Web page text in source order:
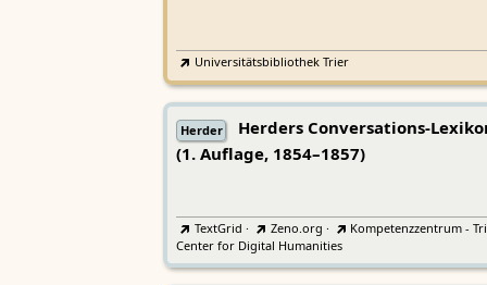
Universitätsbibliothek Trier
Herder
Herders Conversations-
(1. Auflage, 1854–1857)
TextGrid · Zeno.org ·
Kompetenzzentrum -
Center for Digital Humanities